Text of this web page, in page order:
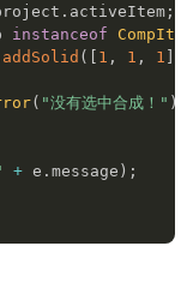
. activeItem;
instanceof
addSolid ( 1 , 1 , 1
( "没有选中合成！" )
+ e . message ) ;